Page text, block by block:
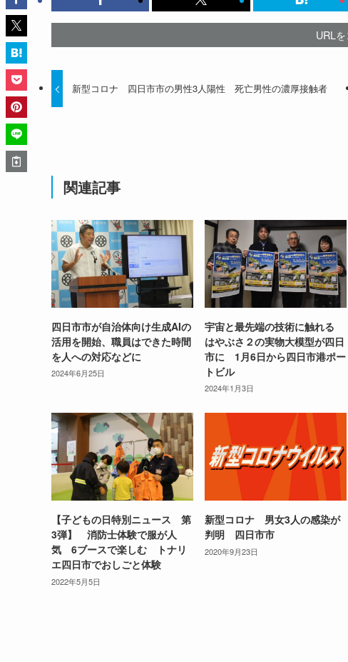
URL
新型コロナ 四日市市の男性3人陽性 死亡男性の濃厚接触者
関連記事
四日市市が自治体向け生成AIの
活用を開始、職員はできた時間
を人への対応などに
2024年6月25日
宇宙と最先端の技術に触れる
はやぶさ２の実物大模型が四日
市に 1月6日から四日市港ポー
トビル
2024年1月3日
【子どもの日特別ニュース 第
3弾】 消防士体験で服が人
気 6ブースで楽しむ トナリ
エ四日市でおしごと体験
2022年5月5日
新型コロナ 男女3人の感染が
判明 四日市市
2020年9月23日